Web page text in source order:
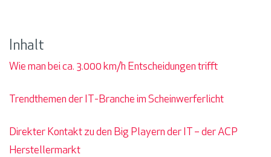
Inhalt
Wie man bei ca. 3.000 km/h Entscheidungen trifft
Trendthemen der IT-Branche im Scheinwerferlicht
Direkter Kontakt zu den Big Playern der IT – der ACP
Herstellermarkt